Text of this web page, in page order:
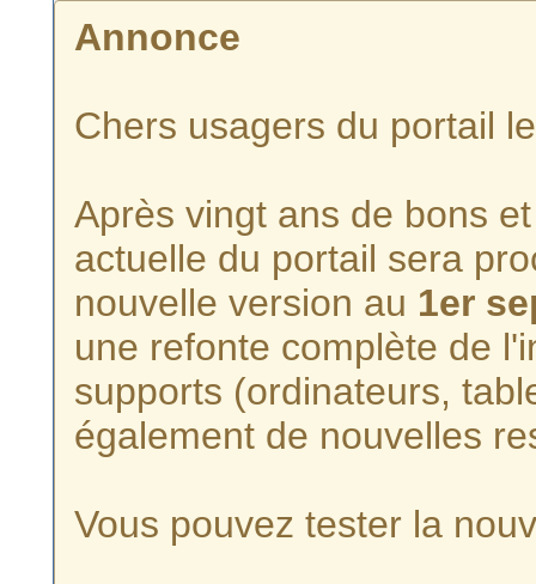
Annonce
Chers usagers du portail
Après vingt ans de bons
actuelle du portail sera
nouvelle version au 1er
une refonte complète de
supports (ordinateurs,
également de nouvelles
Vous pouvez tester la